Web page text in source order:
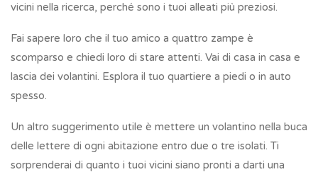
vicini nella ricerca, perché sono i tuoi alleati più preziosi.
Fai sapere loro che il tuo amico a quattro zampe è
scomparso e chiedi loro di stare attenti. Vai di casa in casa e
lascia dei volantini. Esplora il tuo quartiere a piedi o in auto
spesso.
Un altro suggerimento utile è mettere un volantino nella buca
delle lettere di ogni abitazione entro due o tre isolati. Ti
sorprenderai di quanto i tuoi vicini siano pronti a darti una